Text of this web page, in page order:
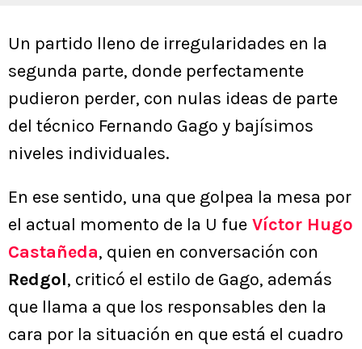
Un partido lleno de irregularidades en la
segunda parte, donde perfectamente
pudieron perder, con nulas ideas de parte
del técnico Fernando Gago y bajísimos
niveles individuales.
En ese sentido, una que golpea la mesa por
el actual momento de la U fue Víctor Hugo
Castañeda, quien en conversación con
Redgol, criticó el estilo de Gago, además
que llama a que los responsables den la
cara por la situación en que está el cuadro